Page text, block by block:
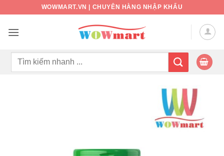
nội
WOWMART.VN | CHUYÊN HÀNG NHẬP KHẨU
Tìm